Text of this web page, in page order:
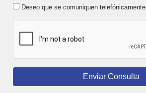
Deseo que se comuniquen telefónicamente
Enviar Consulta